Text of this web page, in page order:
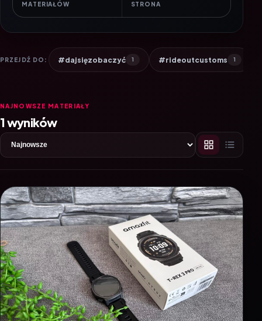
MATERIAŁÓW STRONA
PRZEJDŹ DO: #dajsięzobaczyć 1 #rideoutcustoms 1
NAJNOWSZE MATERIAŁY
1 wyników